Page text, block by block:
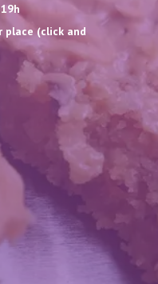
place (click and